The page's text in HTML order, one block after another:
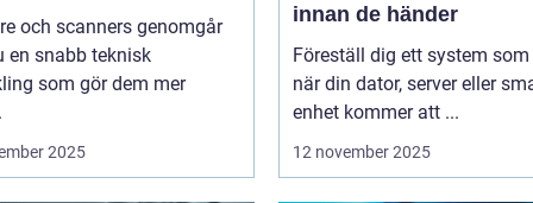
och scanners genomgår
en snabb teknisk
som gör dem mer
2025
innan de händer
Föreställ dig ett system som
när din dator, server eller
enhet kommer att ...
12 november 2025